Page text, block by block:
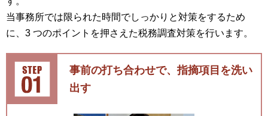
当事務所では限られた時間でしっかりと対策をするため
に、3 つのポイントを押さえた税務調査対策を行います。
事前の打ち合わせで、指摘項目を洗い
出す